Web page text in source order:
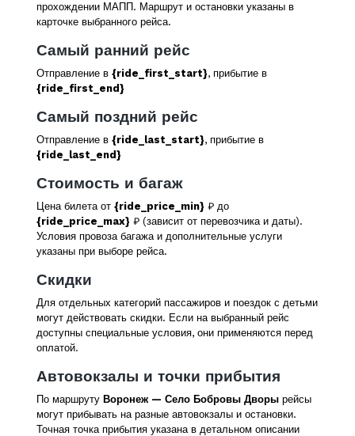
прохождении МАПП. Маршрут и остановки указаны в
карточке выбранного рейса.
Самый ранний рейс
Отправление в {ride_first_start}, прибытие в
{ride_first_end}
Самый поздний рейс
Отправление в {ride_last_start}, прибытие в
{ride_last_end}
Стоимость и багаж
Цена билета от {ride_price_min} ₽ до
{ride_price_max} ₽ (зависит от перевозчика и даты).
Условия провоза багажа и дополнительные услуги
указаны при выборе рейса.
Скидки
Для отдельных категорий пассажиров и поездок с детьми
могут действовать скидки. Если на выбранный рейс
доступны специальные условия, они применяются перед
оплатой.
Автовокзалы и точки прибытия
По маршруту Воронеж — Село Бобровы Дворы рейсы
могут прибывать на разные автовокзалы и остановки.
Точная точка прибытия указана в детальном описании